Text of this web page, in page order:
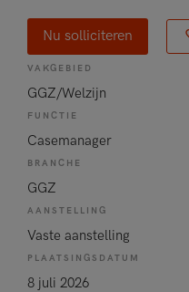
Nu solliciteren
VAKGEBIED
GGZ/Welzijn
FUNCTIE
Casemanager
BRANCHE
GGZ
AANSTELLING
Vaste aanstelling
PLAATSINGSDATUM
8 juli 2026